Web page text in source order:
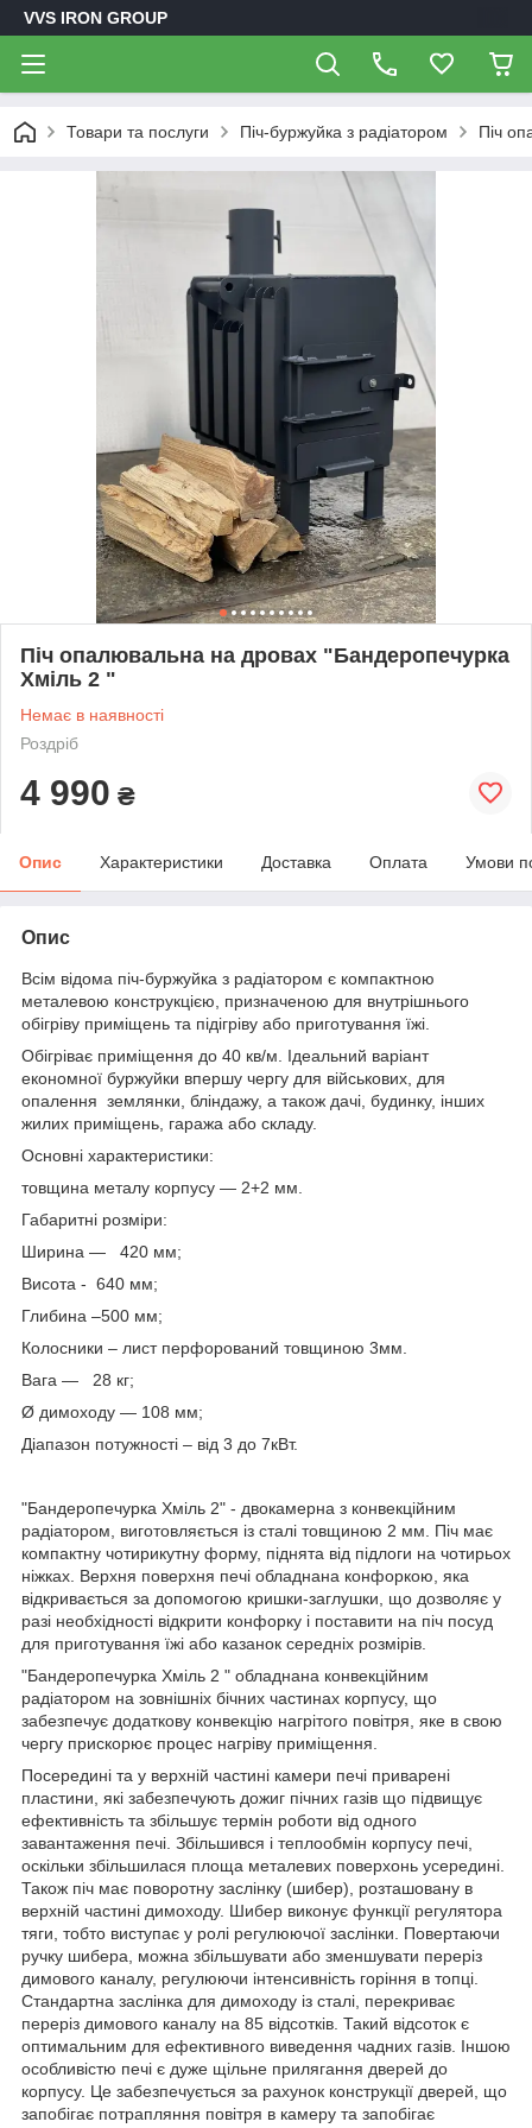
VVS IRON GROUP
Товари та послуги Піч-буржуйка з радіатором Піч
Піч опалювальна на дровах "Бандеропечурка
Хміль 2 "
Немає в наявності
Роздріб
4 990 ₴
Опис Характеристики Доставка Оплата Умови
Опис
Всім відома піч-буржуйка з радіатором є компактною
металевою конструкцією, призначеною для внутрішнього
обігріву приміщень та підігріву або приготування їжі.
Обігріває приміщення до 40 кв/м. Ідеальний варіант
економної буржуйки впершу чергу для військових, для
опалення землянки, бліндажу, а також дачі, будинку, інших
жилих приміщень, гаража або складу.
Основні характеристики:
товщина металу корпусу ― 2+2 мм.
Габаритні розміри:
Ширина — 420 мм;
Висота - 640 мм;
Глибина –500 мм;
Колосники – лист перфорований товщиною 3мм.
Вага ― 28 кг;
Ø димоходу — 108 мм;
Діапазон потужності – від 3 до 7кВт.
"Бандеропечурка Хміль 2" - двокамерна з конвекційним
радіатором, виготовляється із сталі товщиною 2 мм. Піч має
компактну чотирикутну форму, піднята від підлоги на чотирьох
ніжках. Верхня поверхня печі обладнана конфоркою, яка
відкривається за допомогою кришки-заглушки, що дозволяє у
разі необхідності відкрити конфорку і поставити на піч посуд
для приготування їжі або казанок середніх розмірів.
"Бандеропечурка Хміль 2 " обладнана конвекційним
радіатором на зовнішніх бічних частинах корпусу, що
забезпечує додаткову конвекцію нагрітого повітря, яке в свою
чергу прискорює процес нагріву приміщення.
Посередині та у верхній частині камери печі приварені
пластини, які забезпечують дожиг пічних газів що підвищує
ефективність та збільшує термін роботи від одного
завантаження печі. Збільшився і теплообмін корпусу печі,
оскільки збільшилася площа металевих поверхонь усередині.
Також піч має поворотну заслінку (шибер), розташовану в
верхній частині димоходу. Шибер виконує функції регулятора
тяги, тобто виступає у ролі регулюючої заслінки. Повертаючи
ручку шибера, можна збільшувати або зменшувати переріз
димового каналу, регулюючи інтенсивність горіння в топці.
Стандартна заслінка для димоходу із сталі, перекриває
переріз димового каналу на 85 відсотків. Такий відсоток є
оптимальним для ефективного виведення чадних газів. Іншою
особливістю печі є дуже щільне прилягання дверей до
корпусу. Це забезпечується за рахунок конструкції дверей, що
запобігає потрапляння повітря в камеру та запобігає